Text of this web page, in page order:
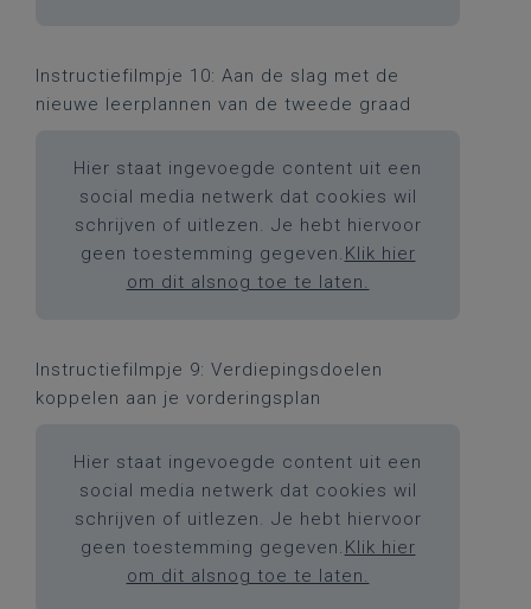
Instructiefilmpje 10: Aan de slag met de
nieuwe leerplannen van de tweede graad
Hier staat ingevoegde content uit een
social media netwerk dat cookies wil
schrijven of uitlezen. Je hebt hiervoor
geen toestemming gegeven. Klik hier
om dit alsnog toe te laten.
Instructiefilmpje 9: Verdiepingsdoelen
koppelen aan je vorderingsplan
Hier staat ingevoegde content uit een
social media netwerk dat cookies wil
schrijven of uitlezen. Je hebt hiervoor
geen toestemming gegeven. Klik hier
om dit alsnog toe te laten.